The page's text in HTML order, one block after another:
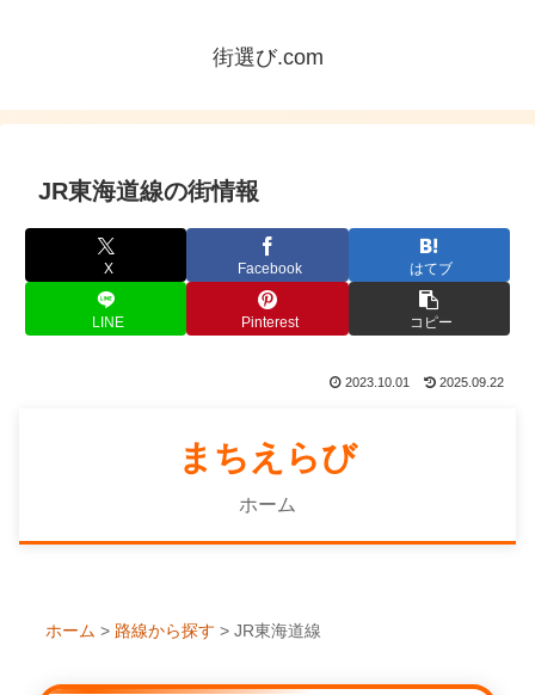
街選び.com
JR東海道線の街情報
X Facebook はてブ
LINE Pinterest コピー
2023.10.01 2025.09.22
まちえらび
ホーム
ホーム > 路線から探す > JR東海道線